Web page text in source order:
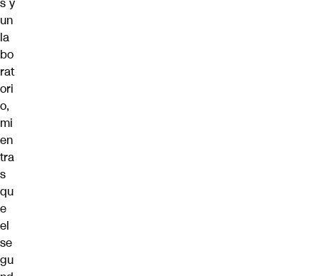
un
la
bo
rat
ori
o,
mi
en
tra
s
qu
e
el
se
gu